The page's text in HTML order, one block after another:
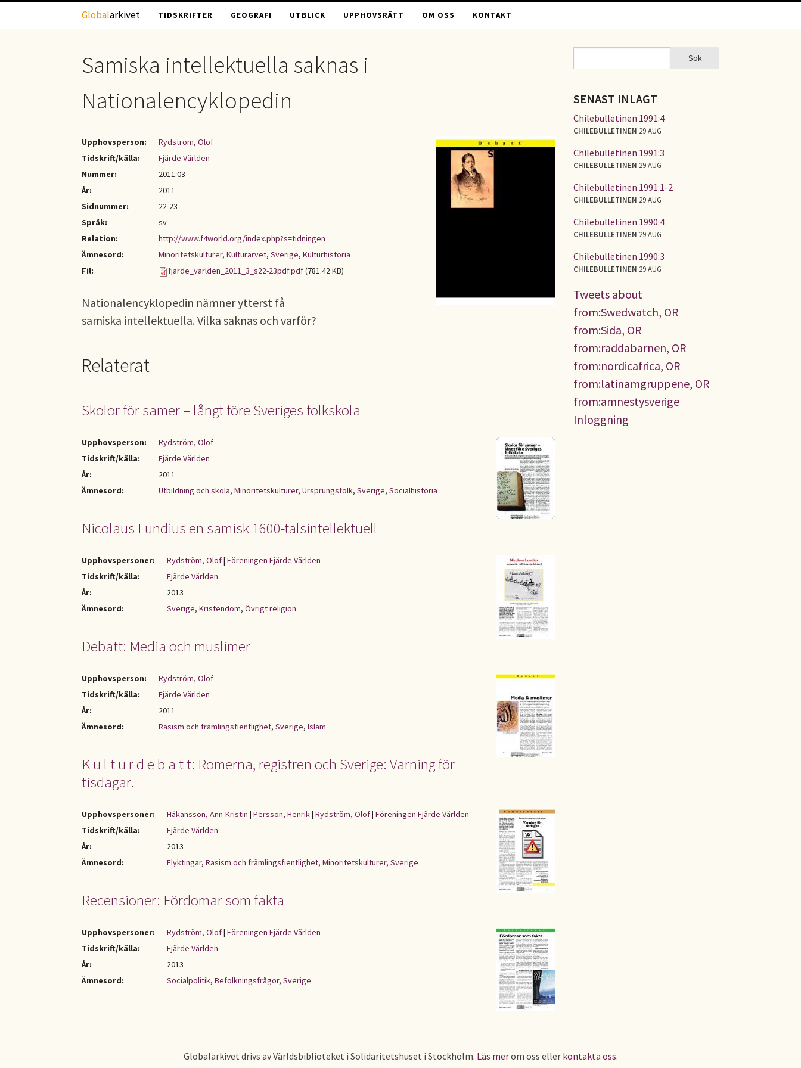
Hoppa till huvudinnehåll
Globalarkivet TIDSKRIFTER GEOGRAFI UTBLICK UPPHOVSRÄTT OM OSS KONTAKT
Samiska intellektuella saknas i
Nationalencyklopedin
Upphovsperson:
Rydström, Olof
Tidskrift/källa:
Fjärde Världen
Nummer:
2011:03
År:
2011
Sidnummer:
22-23
Språk:
sv
Relation:
http://www.f4world.org/index.php?s=tidningen
Ämnesord:
Minoritetskulturer, Kulturarvet, Sverige, Kulturhistoria
Fil:
fjarde_varlden_2011_3_s22-23pdf.pdf(781.42 KB)
Nationalencyklopedin nämner ytterst få
samiska intellektuella. Vilka saknas och varför?
Relaterat
Skolor för samer – långt före Sveriges folkskola
Upphovsperson:
Rydström, Olof
Tidskrift/källa:
Fjärde Världen
År:
2011
Ämnesord:
Utbildning och skola, Minoritetskulturer, Ursprungsfolk, Sverige, Socialhistoria
Nicolaus Lundius en samisk 1600-talsintellektuell
Upphovspersoner: Rydström, Olof| Föreningen Fjärde Världen
Tidskrift/källa:
Fjärde Världen
År:
2013
Ämnesord:
Sverige, Kristendom, Övrigt religion
Debatt: Media och muslimer
Upphovsperson:
Rydström, Olof
Tidskrift/källa:
Fjärde Världen
År:
2011
Ämnesord:
Rasism och främlingsfientlighet, Sverige, Islam
K u l t u r d e b a t t: Romerna, registren och Sverige: Varning för
tisdagar.
Upphovspersoner: Håkansson, Ann-Kristin | Persson, Henrik| Rydström, Olof| Föreningen Fjärde Världen
Tidskrift/källa:
Fjärde Världen
År:
2013
Ämnesord:
Flyktingar, Rasism och främlingsfientlighet, Minoritetskulturer, Sverige
Recensioner: Fördomar som fakta
Upphovspersoner: Rydström, Olof| Föreningen Fjärde Världen
Tidskrift/källa:
Fjärde Världen
År:
2013
Ämnesord:
Socialpolitik, Befolkningsfrågor, Sverige
SÖKFORMULÄR Sök
SENAST INLAGT
Chilebulletinen 1991:4
CHILEBULLETINEN 29 AUG
Chilebulletinen 1991:3
CHILEBULLETINEN 29 AUG
Chilebulletinen 1991:1-2
CHILEBULLETINEN 29 AUG
Chilebulletinen 1990:4
CHILEBULLETINEN 29 AUG
Chilebulletinen 1990:3
CHILEBULLETINEN 29 AUG
Tweets about
from:Swedwatch, OR
from:Sida, OR
from:raddabarnen, OR
from:nordicafrica, OR
from:latinamgruppene, OR
from:amnestysverige
Inloggning
Globalarkivet drivs av Världsbiblioteket i Solidaritetshuset i Stockholm. Läs merom oss eller kontakta oss.